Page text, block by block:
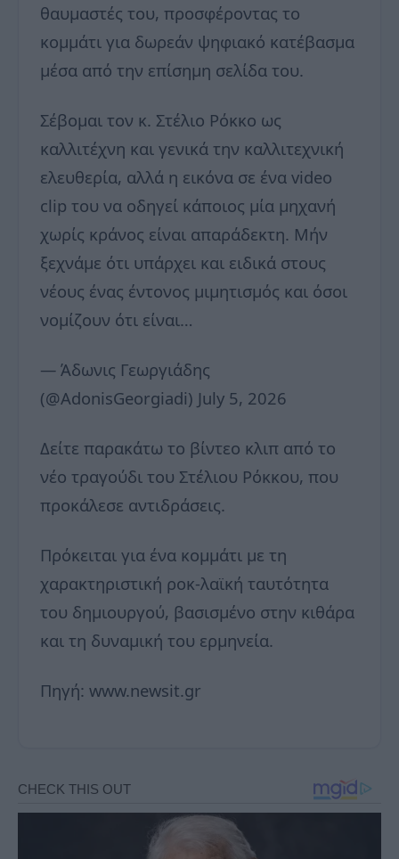
θαυμαστές του, προσφέροντας το
κομμάτι για δωρεάν ψηφιακό κατέβασμα
μέσα από την επίσημη σελίδα του.
Σέβομαι τον κ. Στέλιο Ρόκκο ως
καλλιτέχνη και γενικά την καλλιτεχνική
ελευθερία, αλλά η εικόνα σε ένα video
clip του να οδηγεί κάποιος μία μηχανή
χωρίς κράνος είναι απαράδεκτη. Μήν
ξεχνάμε ότι υπάρχει και ειδικά στους
νέους ένας έντονος μιμητισμός και όσοι
νομίζουν ότι είναι…
— Άδωνις Γεωργιάδης
(@AdonisGeorgiadi) July 5, 2026
Δείτε παρακάτω το βίντεο κλιπ από το
νέο τραγούδι του Στέλιου Ρόκκου, που
προκάλεσε αντιδράσεις.
Πρόκειται για ένα κομμάτι με τη
χαρακτηριστική ροκ-λαϊκή ταυτότητα
του δημιουργού, βασισμένο στην κιθάρα
και τη δυναμική του ερμηνεία.
Πηγή: www.newsit.gr